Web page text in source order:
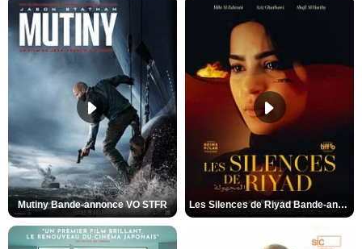
Mutiny Bande-annonce VO STFR Les Silences de Riyad Bande-annonce VO STFR